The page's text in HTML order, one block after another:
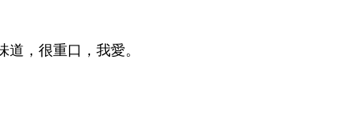
，很重口，我愛。